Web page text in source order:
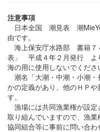
注意事項
日本全国 潮見表 潮
由です。
海上保安庁水路部 書籍７
表」 平成４年２月発行 よ
海の用に使用しないでくださ
潮名「大潮・中潮・小潮・
かの定義があり、他のＨＰ
す。
漁場には共同漁業権が設定
取り組んでいますので、漁
協同組合等に事前に問い合わ